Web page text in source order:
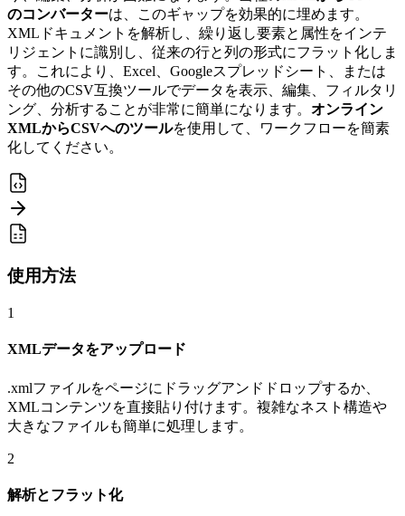
のコンバーターは、このギャップを効果的に埋めます。
XMLドキュメントを解析し、繰り返し要素と属性をインテ
リジェントに識別し、従来の行と列の形式にフラット化しま
す。これにより、Excel、Googleスプレッドシート、または
その他のCSV互換ツールでデータを表示、編集、フィルタリ
ング、分析することが非常に簡単になります。 オンライン
XMLからCSVへのツールを使用して、ワークフローを簡素
化してください。
使用方法
1
XMLデータをアップロード
.xmlファイルをページにドラッグアンドドロップするか、
XMLコンテンツを直接貼り付けます。複雑なネスト構造や
大きなファイルも簡単に処理します。
2
解析とフラット化